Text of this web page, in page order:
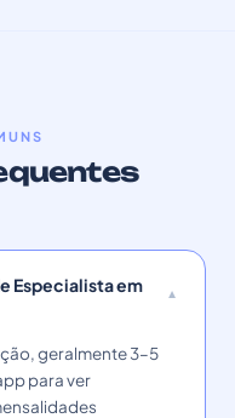
Especialista em
geralmente 3–5
para ver